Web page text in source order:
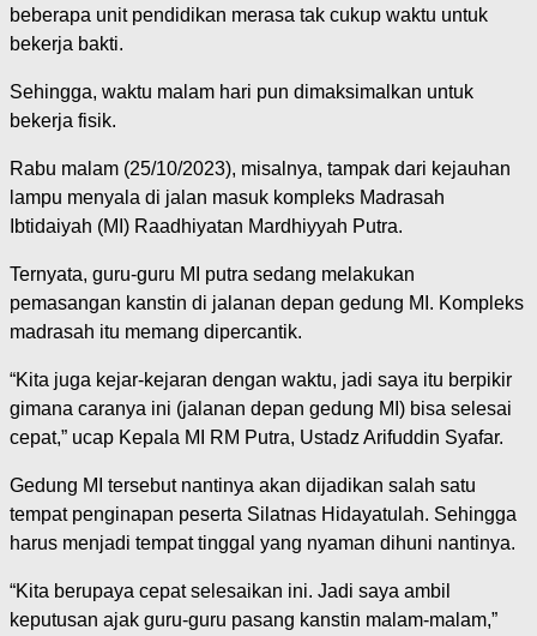
beberapa unit pendidikan merasa tak cukup waktu untuk
bekerja bakti.
Sehingga, waktu malam hari pun dimaksimalkan untuk
bekerja fisik.
Rabu malam (25/10/2023), misalnya, tampak dari kejauhan
lampu menyala di jalan masuk kompleks Madrasah
Ibtidaiyah (MI) Raadhiyatan Mardhiyyah Putra.
Ternyata, guru-guru MI putra sedang melakukan
pemasangan kanstin di jalanan depan gedung MI. Kompleks
madrasah itu memang dipercantik.
“Kita juga kejar-kejaran dengan waktu, jadi saya itu berpikir
gimana caranya ini (jalanan depan gedung MI) bisa selesai
cepat,” ucap Kepala MI RM Putra, Ustadz Arifuddin Syafar.
Gedung MI tersebut nantinya akan dijadikan salah satu
tempat penginapan peserta Silatnas Hidayatulah. Sehingga
harus menjadi tempat tinggal yang nyaman dihuni nantinya.
“Kita berupaya cepat selesaikan ini. Jadi saya ambil
keputusan ajak guru-guru pasang kanstin malam-malam,”